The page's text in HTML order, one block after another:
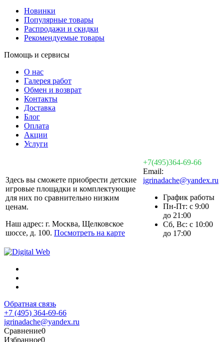
Новинки
Популярные товары
Распродажи и скидки
Рекомендуемые товары
Помощь и сервисы
О нас
Галерея работ
Обмен и возврат
Контакты
Доставка
Блог
Оплата
Акции
Услуги
Здесь вы сможете приобрести детские
игровые площадки и комплектующие
для них по сравнительно низким
ценам.
Наш адрес: г. Москва, Щелковское
шоссе, д. 100. Посмотреть на карте
+7(495)364-69-66
Email:
igrinadache@yandex.ru
График работы
Пн-Пт: с 9:00
до 21:00
Сб, Вс: с 10:00
до 17:00
Обратная связь
+7 (495) 364-69-66
igrinadache@yandex.ru
Сравнение0
Избранное0